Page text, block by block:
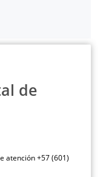
de
atención +57 (601)